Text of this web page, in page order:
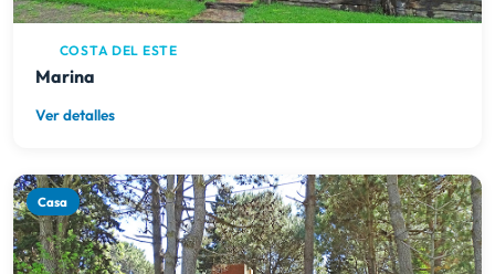
COSTA DEL ESTE
Marina
Ver detalles
Casa